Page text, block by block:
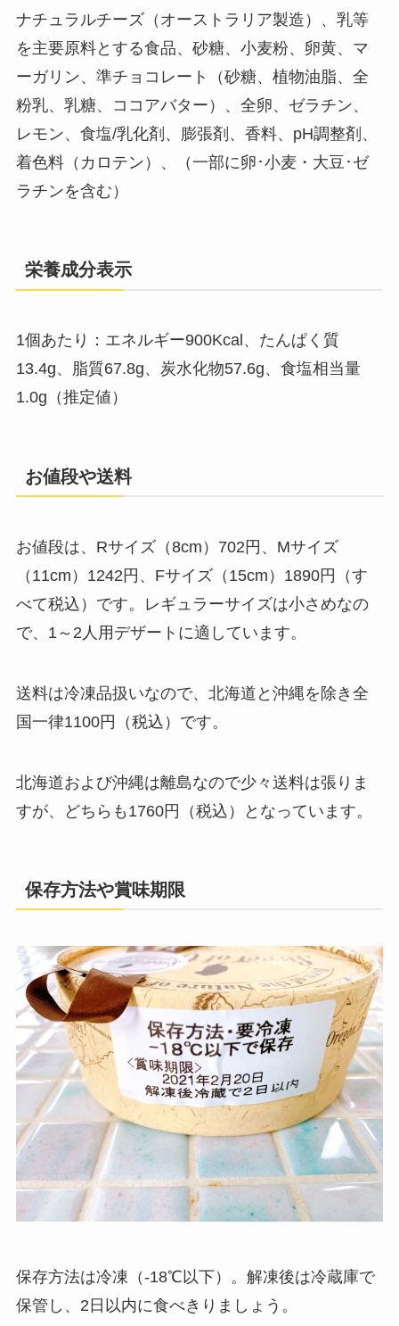
ナチュラルチーズ（オーストラリア製造）、乳等
を主要原料とする食品、砂糖、小麦粉、卵黄、マ
ーガリン、準チョコレート（砂糖、植物油脂、全
粉乳、乳糖、ココアバター）、全卵、ゼラチン、
レモン、食塩/乳化剤、膨張剤、香料、pH調整剤、
着色料（カロテン）、（一部に卵･小麦・大豆･ゼ
ラチンを含む）
栄養成分表示
1個あたり：エネルギー900Kcal、たんぱく質
13.4g、脂質67.8g、炭水化物57.6g、食塩相当量
1.0g（推定値）
お値段や送料
お値段は、Rサイズ（8cm）702円、Mサイズ
（11cm）1242円、Fサイズ（15cm）1890円（す
べて税込）です。レギュラーサイズは小さめなの
で、1～2人用デザートに適しています。
送料は冷凍品扱いなので、北海道と沖縄を除き全
国一律1100円（税込）です。
北海道および沖縄は離島なので少々送料は張りま
すが、どちらも1760円（税込）となっています。
保存方法や賞味期限
保存方法は冷凍（-18℃以下）。解凍後は冷蔵庫で
保管し、2日以内に食べきりましょう。